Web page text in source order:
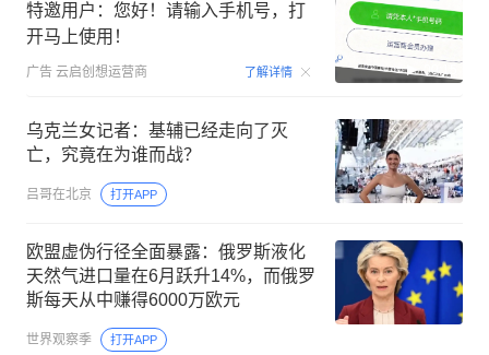
特邀用户：您好！请输入手机号，打
开马上使用！
广告 云启创想运营商 了解详情 00:15
乌克兰女记者：基辅已经走向了灭
亡，究竟在为谁而战？
吕哥在北京 打开APP
欧盟虚伪行径全面暴露：俄罗斯液化
天然气进口量在6月跃升14%，而俄罗
斯每天从中赚得6000万欧元
世界观察季 打开APP